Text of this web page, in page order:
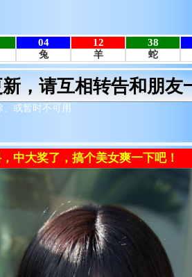
，请互相转告和朋友
或暂时不可用
中大奖了，搞个美女爽一下吧！